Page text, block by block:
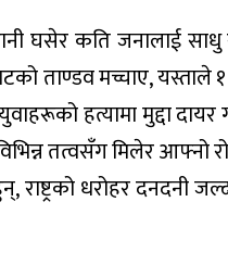
घसेर कति जनालाई
ताण्डव मच्चाए, यस्ताले
हत्यामा मुद्दा
तत्वसँग मिलेर आफ्नो
धरोहर दनदनी